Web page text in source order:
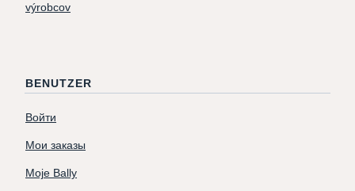
výrobcov
BENUTZER
Войти
Мои заказы
Moje Bally